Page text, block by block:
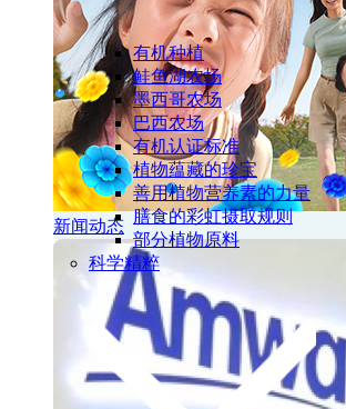
新闻动态
有机种植
鲑鱼湖农场
墨西哥农场
巴西农场
有机认证标准
植物蕴藏的珍宝
善用植物营养素的力量
膳食的彩虹摄取规则
部分植物原料
科学精粹